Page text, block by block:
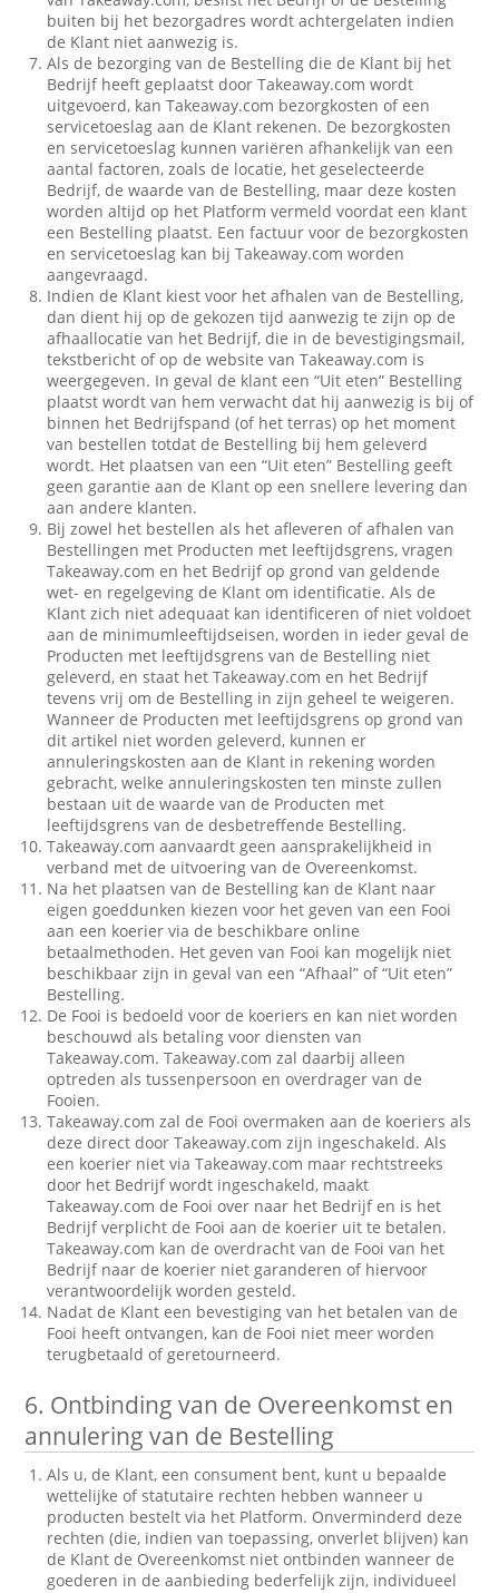
buiten bij het bezorgadres wordt achtergelaten indien
de Klant niet aanwezig is.
Als de bezorging van de Bestelling die de Klant bij het
Bedrijf heeft geplaatst door Takeaway.com wordt
uitgevoerd, kan Takeaway.com bezorgkosten of een
servicetoeslag aan de Klant rekenen. De bezorgkosten
en servicetoeslag kunnen variëren afhankelijk van een
aantal factoren, zoals de locatie, het geselecteerde
Bedrijf, de waarde van de Bestelling, maar deze kosten
worden altijd op het Platform vermeld voordat een klant
een Bestelling plaatst. Een factuur voor de bezorgkosten
en servicetoeslag kan bij Takeaway.com worden
aangevraagd.
Indien de Klant kiest voor het afhalen van de Bestelling,
dan dient hij op de gekozen tijd aanwezig te zijn op de
afhaallocatie van het Bedrijf, die in de bevestigingsmail,
tekstbericht of op de website van Takeaway.com is
weergegeven. In geval de klant een “Uit eten” Bestelling
plaatst wordt van hem verwacht dat hij aanwezig is bij of
binnen het Bedrijfspand (of het terras) op het moment
van bestellen totdat de Bestelling bij hem geleverd
wordt. Het plaatsen van een “Uit eten” Bestelling geeft
geen garantie aan de Klant op een snellere levering dan
aan andere klanten.
Bij zowel het bestellen als het afleveren of afhalen van
Bestellingen met Producten met leeftijdsgrens, vragen
Takeaway.com en het Bedrijf op grond van geldende
wet- en regelgeving de Klant om identificatie. Als de
Klant zich niet adequaat kan identificeren of niet voldoet
aan de minimumleeftijdseisen, worden in ieder geval de
Producten met leeftijdsgrens van de Bestelling niet
geleverd, en staat het Takeaway.com en het Bedrijf
tevens vrij om de Bestelling in zijn geheel te weigeren.
Wanneer de Producten met leeftijdsgrens op grond van
dit artikel niet worden geleverd, kunnen er
annuleringskosten aan de Klant in rekening worden
gebracht, welke annuleringskosten ten minste zullen
bestaan uit de waarde van de Producten met
leeftijdsgrens van de desbetreffende Bestelling.
Takeaway.com aanvaardt geen aansprakelijkheid in
verband met de uitvoering van de Overeenkomst.
Na het plaatsen van de Bestelling kan de Klant naar
eigen goeddunken kiezen voor het geven van een Fooi
aan een koerier via de beschikbare online
betaalmethoden. Het geven van Fooi kan mogelijk niet
beschikbaar zijn in geval van een “Afhaal” of “Uit eten”
Bestelling.
De Fooi is bedoeld voor de koeriers en kan niet worden
beschouwd als betaling voor diensten van
Takeaway.com. Takeaway.com zal daarbij alleen
optreden als tussenpersoon en overdrager van de
Fooien.
Takeaway.com zal de Fooi overmaken aan de koeriers als
deze direct door Takeaway.com zijn ingeschakeld. Als
een koerier niet via Takeaway.com maar rechtstreeks
door het Bedrijf wordt ingeschakeld, maakt
Takeaway.com de Fooi over naar het Bedrijf en is het
Bedrijf verplicht de Fooi aan de koerier uit te betalen.
Takeaway.com kan de overdracht van de Fooi van het
Bedrijf naar de koerier niet garanderen of hiervoor
verantwoordelijk worden gesteld.
Nadat de Klant een bevestiging van het betalen van de
Fooi heeft ontvangen, kan de Fooi niet meer worden
terugbetaald of geretourneerd.
6. Ontbinding van de Overeenkomst en
annulering van de Bestelling
Als u, de Klant, een consument bent, kunt u bepaalde
wettelijke of statutaire rechten hebben wanneer u
producten bestelt via het Platform. Onverminderd deze
rechten (die, indien van toepassing, onverlet blijven) kan
de Klant de Overeenkomst niet ontbinden wanneer de
goederen in de aanbieding bederfelijk zijn, individueel